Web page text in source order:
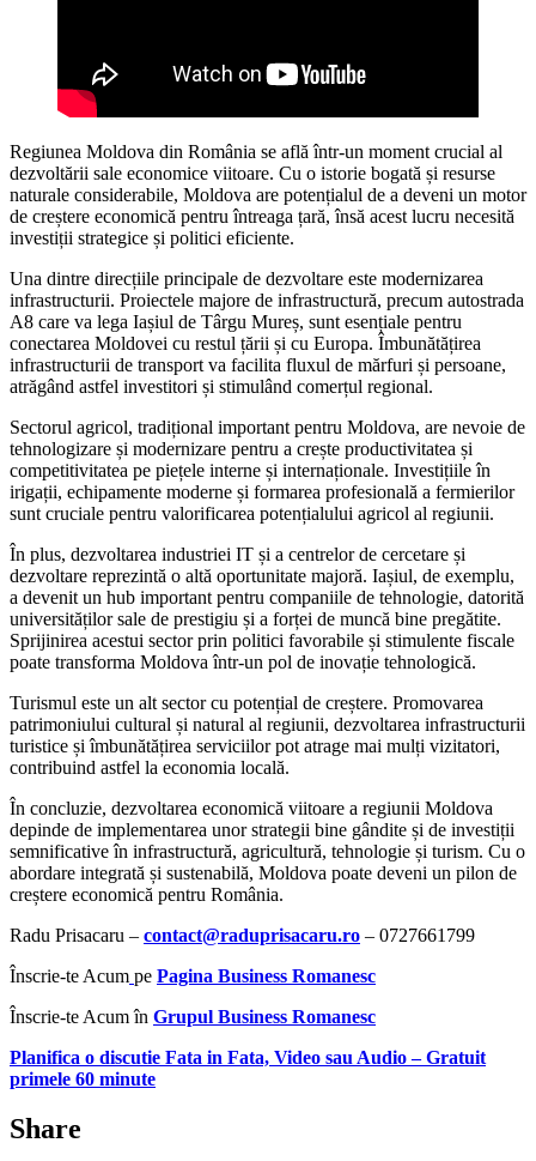
Regiunea Moldova din România se află într-un moment crucial al
dezvoltării sale economice viitoare. Cu o istorie bogată și resurse
naturale considerabile, Moldova are potențialul de a deveni un motor
de creștere economică pentru întreaga țară, însă acest lucru necesită
investiții strategice și politici eficiente.
Una dintre direcțiile principale de dezvoltare este modernizarea
infrastructurii. Proiectele majore de infrastructură, precum autostrada
A8 care va lega Iașiul de Târgu Mureș, sunt esențiale pentru
conectarea Moldovei cu restul țării și cu Europa. Îmbunătățirea
infrastructurii de transport va facilita fluxul de mărfuri și persoane,
atrăgând astfel investitori și stimulând comerțul regional.
Sectorul agricol, tradițional important pentru Moldova, are nevoie de
tehnologizare și modernizare pentru a crește productivitatea și
competitivitatea pe piețele interne și internaționale. Investițiile în
irigații, echipamente moderne și formarea profesională a fermierilor
sunt cruciale pentru valorificarea potențialului agricol al regiunii.
În plus, dezvoltarea industriei IT și a centrelor de cercetare și
dezvoltare reprezintă o altă oportunitate majoră. Iașiul, de exemplu,
a devenit un hub important pentru companiile de tehnologie, datorită
universităților sale de prestigiu și a forței de muncă bine pregătite.
Sprijinirea acestui sector prin politici favorabile și stimulente fiscale
poate transforma Moldova într-un pol de inovație tehnologică.
Turismul este un alt sector cu potențial de creștere. Promovarea
patrimoniului cultural și natural al regiunii, dezvoltarea infrastructurii
turistice și îmbunătățirea serviciilor pot atrage mai mulți vizitatori,
contribuind astfel la economia locală.
În concluzie, dezvoltarea economică viitoare a regiunii Moldova
depinde de implementarea unor strategii bine gândite și de investiții
semnificative în infrastructură, agricultură, tehnologie și turism. Cu o
abordare integrată și sustenabilă, Moldova poate deveni un pilon de
creștere economică pentru România.
Radu Prisacaru – contact@raduprisacaru.ro – 0727661799
Înscrie-te Acum pe Pagina Business Romanesc
Înscrie-te Acum în Grupul Business Romanesc
Planifica o discutie Fata in Fata, Video sau Audio–Gratuit
primele 60 minute
Share